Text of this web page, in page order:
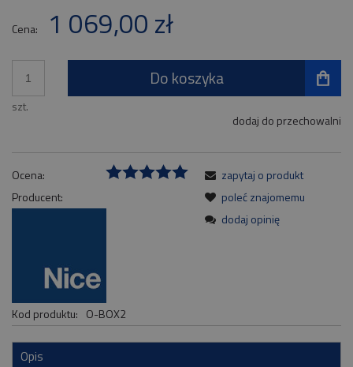
Cena: 1 069,00 zł
szt.
Do koszyka
dodaj do przechowalni
Ocena:
Producent:
Kod produktu: O-BOX2
zapytaj o produkt
poleć znajomemu
dodaj opinię
Opis